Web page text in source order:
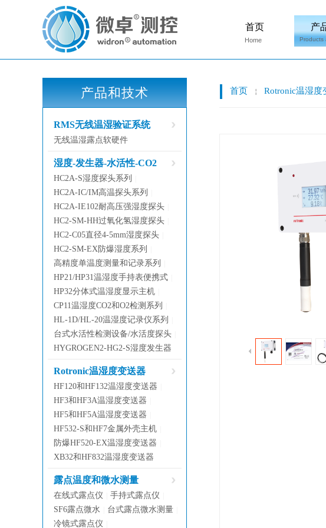
Home Products
首页 产
首页 ￤ Rotronic温湿度
产品和技术
RMS无线温湿验证系统
无线温湿露点软硬件
湿度-发生器-水活性-CO2
HC2A-S湿度探头系列
HC2A-IC/IM高温探头系列
HC2A-IE102耐高压强湿度探头
HC2-SM-HH过氧化氢湿度探头
HC2-C05直径4-5mm湿度探头
HC2-SM-EX防爆湿度系列
高精度单温度测量和记录系列
HP21/HP31温湿度手持表便携式
HP32分体式温湿度显示主机
CP11温湿度CO2和O2检测系列
HL-1D/HL-20温湿度记录仪系列
台式水活性检测设备/水活度探头
HYGROGEN2-HG2-S湿度发生器
Rotronic温湿度变送器
HF120和HF132温湿度变送器
HF3和HF3A温湿度变送器
HF5和HF5A温湿度变送器
HF532-S和HF7金属外壳主机
防爆HF520-EX温湿度变送器
XB32和HF832温湿度变送器
露点温度和微水测量
在线式露点仪 手持式露点仪
SF6露点微水 台式露点微水测量
冷镜式露点仪